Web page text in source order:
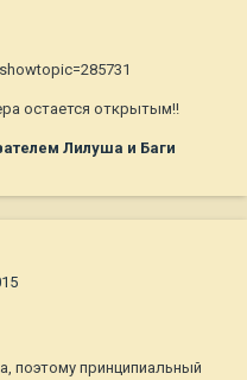
остается открытым!!
Лилуша и Баги
поэтому принципиальный